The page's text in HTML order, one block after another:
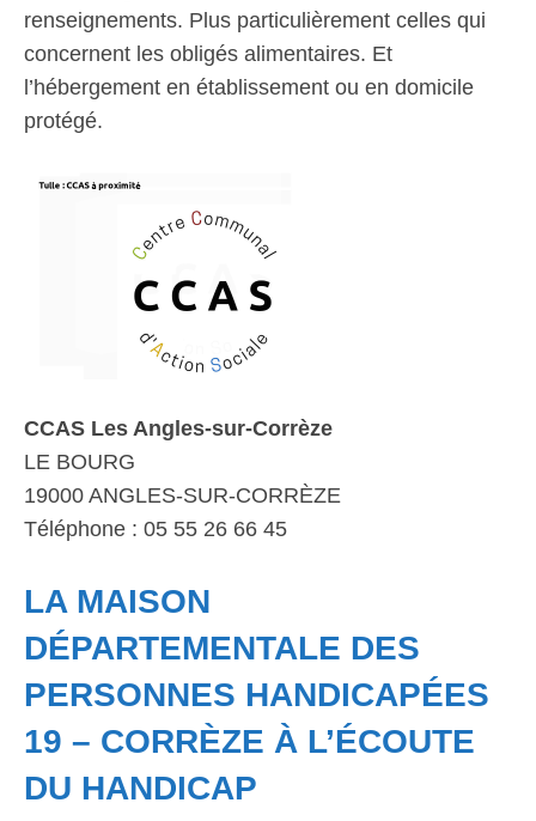
renseignements. Plus particulièrement celles qui
concernent les obligés alimentaires. Et
l’hébergement en établissement ou en domicile
protégé.
CCAS Les Angles-sur-Corrèze
LE BOURG
19000 ANGLES-SUR-CORRÈZE
Téléphone : 05 55 26 66 45
LA MAISON
DÉPARTEMENTALE DES
PERSONNES HANDICAPÉES
19 – CORRÈZE À L’ÉCOUTE
DU HANDICAP